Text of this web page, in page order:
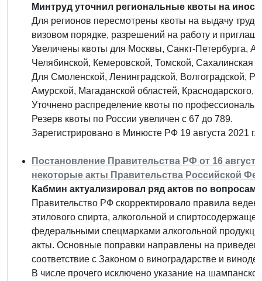
Минтруд уточнил региональные квоты на
Для регионов пересмотрены квоты на выдачу
визовом порядке, разрешений на работу и
Увеличены квоты для Москвы, Санкт-Петербурга,
Челябинской, Кемеровской, Томской, Сахалинская
Для Смоленской, Ленинградской, Волгоградской,
Амурской, Магаданской областей, Краснодарского,
Уточнено распределение квоты по
Резерв квоты по России увеличен с 67 до 789.
Зарегистрировано в Минюсте РФ 19 августа 2021
Постановление Правительства РФ от 16
некоторые акты Правительства Российской
Кабмин актуализировал ряд актов по
Правительство РФ скорректировало правила
этилового спирта, алкогольной и
федеральными спецмарками алкогольной
акты. Основные поправки направлены на
соответствие с Законом о виноградарстве и
В числе прочего исключено указание на